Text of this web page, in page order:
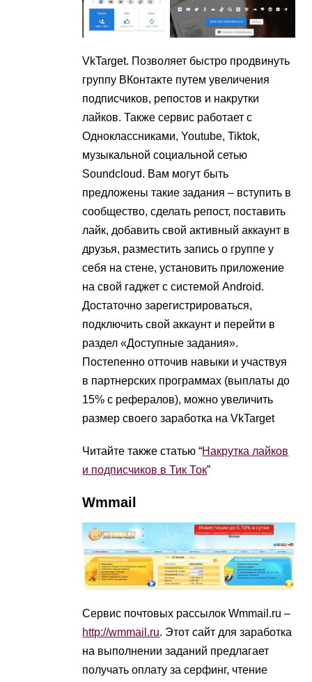
VkTarget. Позволяет быстро продвинуть
группу ВКонтакте путем увеличения
подписчиков, репостов и накрутки
лайков. Также сервис работает с
Одноклассниками, Youtube, Tiktok,
музыкальной социальной сетью
Soundcloud. Вам могут быть
предложены такие задания – вступить в
сообщество, сделать репост, поставить
лайк, добавить свой активный аккаунт в
друзья, разместить запись о группе у
себя на стене, установить приложение
на свой гаджет с системой Android.
Достаточно зарегистрироваться,
подключить свой аккаунт и перейти в
раздел «Доступные задания».
Постепенно отточив навыки и участвуя
в партнерских программах (выплаты до
15% с рефералов), можно увеличить
размер своего заработка на VkTarget
Читайте также статью “Накрутка лайков
и подписчиков в Тик Ток”
Wmmail
Сервис почтовых рассылок Wmmail.ru –
http://wmmail.ru. Этот сайт для заработка
на выполнении заданий предлагает
получать оплату за серфинг, чтение